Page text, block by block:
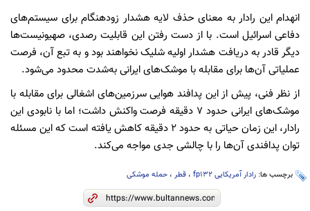
انهدام این رادار به معنای حذف لایه‌ هشدار زودهنگام برای سیستم‌های
دفاعی اسرائیل است. با از دست رفتن این قابلیت رصدی، صهیونیست‌ها
دیگر قادر به دریافت هشدار اولیه شلیک نخواهند بود و به تبع آن، فرصت
عملیاتی آن‌ها برای مقابله با موشک‌های ایرانی به‌شدت محدود می‌شود.
از نظر فنی، پیش از این پدافند هوایی سرزمین‌های اشغالی برای مقابله با
موشک‌های ایرانی حدود ۷ دقیقه فرصت واکنش داشت؛ اما با نابودی این
رادار، این زمان حیاتی به حدود ۲ دقیقه کاهش یافته است که این مسئله
توان پدافندی آن‌ها را با چالشی جدی مواجه می‌کند.
برچسب ها: رادار آمریکایی fp132 ، قطر ، حمله موشکی